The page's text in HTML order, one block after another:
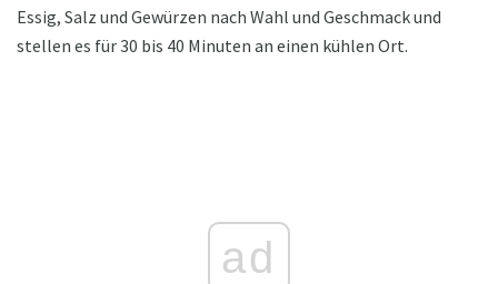
Essig, Salz und Gewürzen nach Wahl und Geschmack und
stellen es für 30 bis 40 Minuten an einen kühlen Ort.
ad